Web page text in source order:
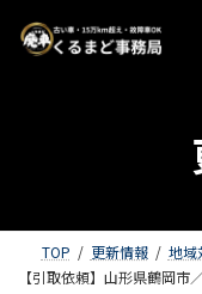
TOP 更新情報
地域
【引取依頼】山形県鶴岡市